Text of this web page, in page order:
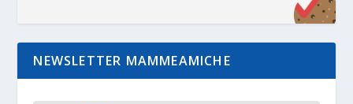
NEWSLETTER MAMMEAMICHE